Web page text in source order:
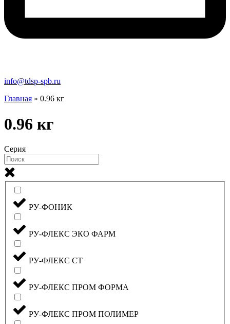
info@tdsp-spb.ru
Главная » 0.96 кг
0.96 кг
Серия
РУ-ФОНИК
РУ-ФЛЕКС ЭКО ФАРМ
РУ-ФЛЕКС СТ
РУ-ФЛЕКС ПРОМ ФОРМА
РУ-ФЛЕКС ПРОМ ПОЛИМЕР